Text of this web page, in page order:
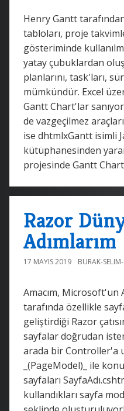
Henry Gantt
tabloları, proje
gösteriminde
yatay çubuklardan
planlarını, task'ları,
mümkündür. Excel
Gantt Chart'lar
de vazgeçilmez
ise dhtmlxGantt isimli
kütüphanesinden
projesinde Gantt
Razor
Adımlarım
17 MAYIS 2019 BURAK-
Amacım, Microsoft'un
tarafında özellikle
geliştirdiği Razor
sayfalar doğrudan
arada bir Controller'a
_(PageModel)_ ile
sayfaları
kullandıkları sayfa